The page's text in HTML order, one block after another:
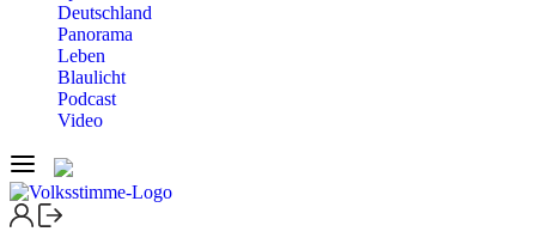
Deutschland
Panorama
Leben
Blaulicht
Podcast
Video